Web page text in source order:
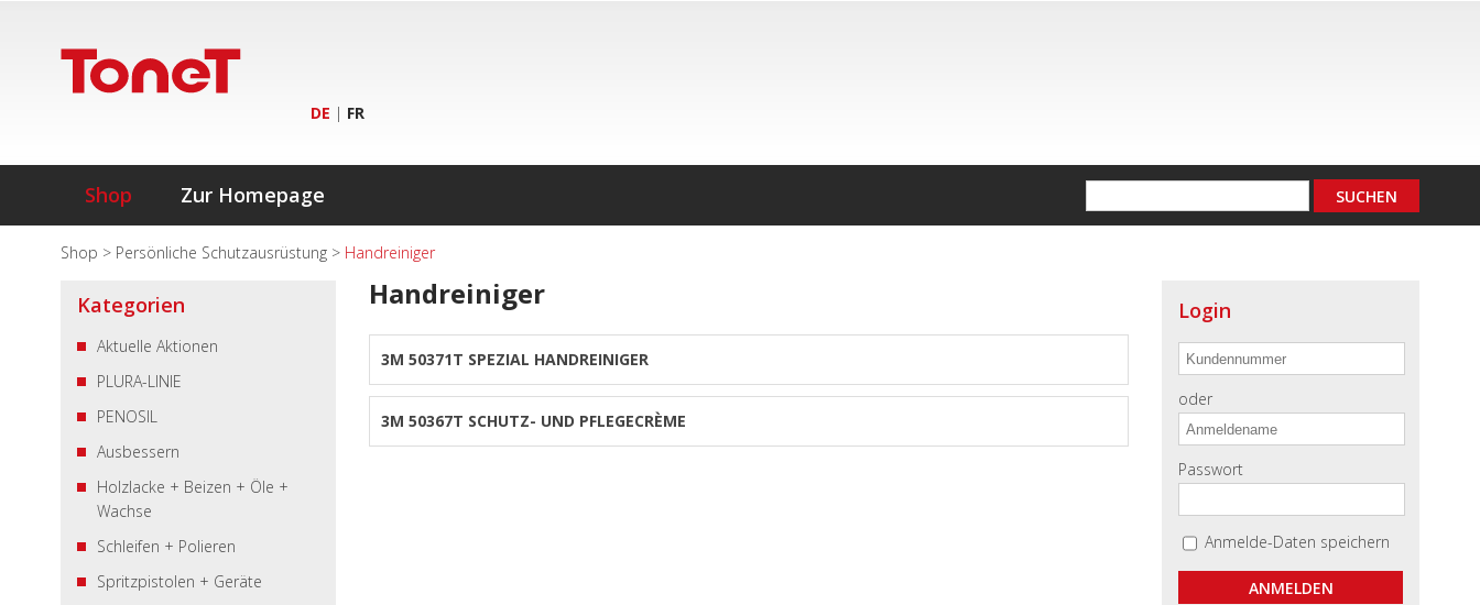
DE | FR
Shop Zur Homepage
Shop > Persönliche Schutzausrüstung > Handreiniger
Handreiniger
3M 50371T SPEZIAL HANDREINIGER
3M 50367T SCHUTZ- UND PFLEGECRÈME
Kategorien
Aktuelle Aktionen
PLURA-LINIE
PENOSIL
Ausbessern
Holzlacke + Beizen + Öle +
Wachse
Schleifen + Polieren
Spritzpistolen + Geräte
Login
oder
Passwort
Anmelde-Daten speichern